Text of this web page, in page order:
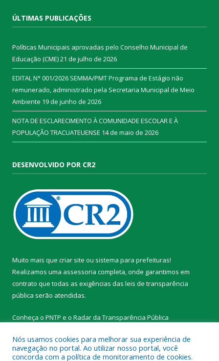
ÚLTIMAS PUBLICAÇÕES
Políticas Municipais aprovadas pelo Conselho Municipal de
Educação (CME)21 de julho de 2026
EDITAL N° 001/2026 SEMMA/PMT Programa de Estágio não
remunerado, administrado pela Secretaria Municipal de Meio
Ambiente 19 de junho de 2026
NOTA DE ESCLARECIMENTO À COMUNIDADE ESCOLAR E À
POPULAÇÃO TRACUATEUENSE 14 de maio de 2026
DESENVOLVIDO POR CR2
Muito mais que criar site ou sistema para prefeituras!
Realizamos uma assessoria completa, onde garantimos em
contrato que todas as exigências das leis de transparência
pública serão atendidas.
Conheça o PNTP e o Radar da Transparência Pública
Nós usamos cookies para melhorar sua experiência de
navegação no portal. Ao utilizar nosso portal, você
concorda com a política de monitoramento de cookies.